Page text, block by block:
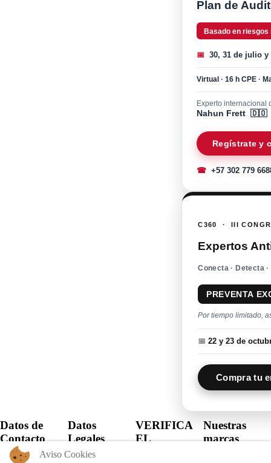
Plan de
Basado en riesgos
📅 30, 31 de julio y
Virtual· 16 h CPE·
Experto internacional
Nahun Frett 🇩🇴
Regístrate y
☎ +57 302 779
C360 · III
Expertos
Conecta · Detecta
PREVENTA
Por tiempo limitado,
📅 22 y 23 de
Compra tu
Datos de
Contacto
Datos
Legales
VERIFICA
EL
Nuestras
marcas
Aviso Cookies